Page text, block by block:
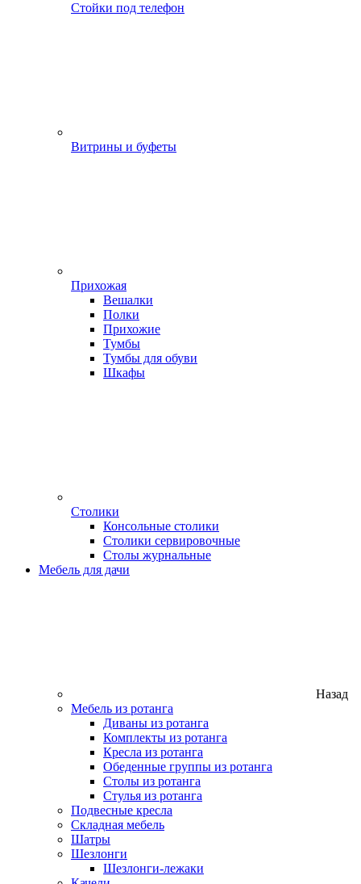
Стойки под телефон
Витрины и буфеты
Прихожая
Вешалки
Полки
Прихожие
Тумбы
Тумбы для обуви
Шкафы
Столики
Консольные столики
Столики сервировочные
Столы журнальные
Мебель для дачи
Назад
Мебель из ротанга
Диваны из ротанга
Комплекты из ротанга
Кресла из ротанга
Обеденные группы из ротанга
Столы из ротанга
Стулья из ротанга
Подвесные кресла
Складная мебель
Шатры
Шезлонги
Шезлонги-лежаки